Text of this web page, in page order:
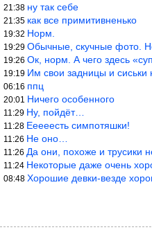
21:38 ну так себе
21:35 как все примитивненько
19:32 Норм.
19:29 Обычные, скучные фото.
19:26 Ок, норм. А чего здесь
19:19 Им свои задницы и сиськи
06:16 ппц
20:01 Ничего особенного
11:29 Ну, пойдёт…
11:28 Ееееесть симпотяшки!
11:26 Не оно…
11:26 Да они, похоже и трусики
11:24 Некоторые даже очень
08:48 Хорошие девки-везде